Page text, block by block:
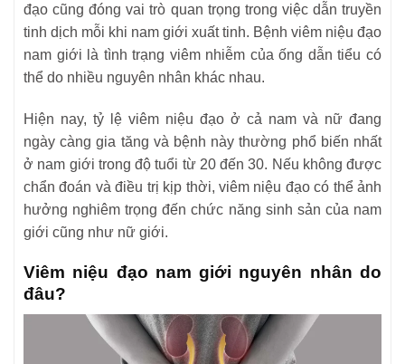
đạo cũng đóng vai trò quan trọng trong việc dẫn truyền
tinh dịch mỗi khi nam giới xuất tinh. Bệnh viêm niệu đạo
nam giới là tình trạng viêm nhiễm của ống dẫn tiểu có
thể do nhiều nguyên nhân khác nhau.
Hiện nay, tỷ lệ viêm niệu đạo ở cả nam và nữ đang
ngày càng gia tăng và bệnh này thường phổ biến nhất
ở nam giới trong độ tuổi từ 20 đến 30. Nếu không được
chẩn đoán và điều trị kịp thời, viêm niệu đạo có thể ảnh
hưởng nghiêm trọng đến chức năng sinh sản của nam
giới cũng như nữ giới.
Viêm niệu đạo nam giới nguyên nhân do
đâu?